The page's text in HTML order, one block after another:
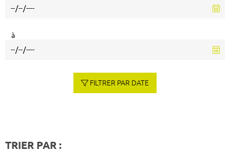
à
FILTRER PAR DATE
TRIER PAR :